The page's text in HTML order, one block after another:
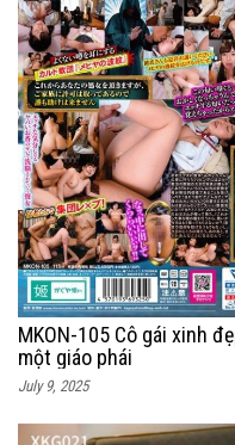
MKON-105 Cô gái xinh
một giáo phái
July 9, 2025